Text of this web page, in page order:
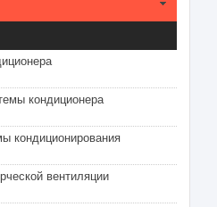
кондиционера
кондиционирования
вентиляции